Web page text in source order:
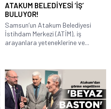
ATAKUM BELEDİYESİ ‘İŞ’
BULUYOR!
Samsun’un Atakum Belediyesi
İstihdam Merkezi (ATİM), iş
arayanlara yeteneklerine ve...